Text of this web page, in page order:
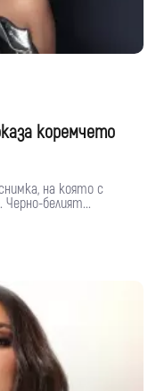
коремчето
на която с
Черно-белият...